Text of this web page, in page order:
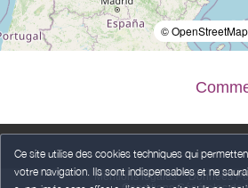
Ce site utilise des cookies techniques qui
votre navigation. Ils sont indispensables et ne
©
Mentions légales
Données